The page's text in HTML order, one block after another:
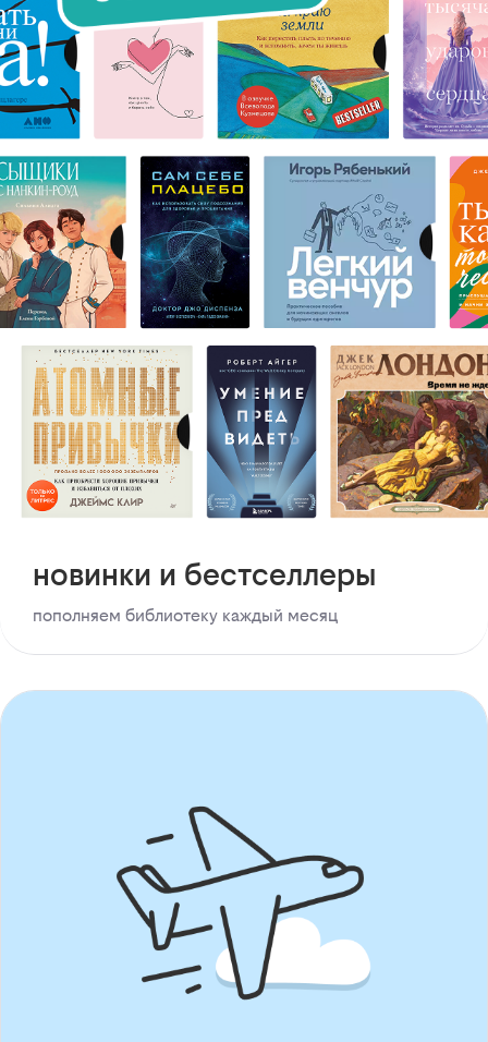
новинки и бестселлеры
пополняем библиотеку каждый месяц